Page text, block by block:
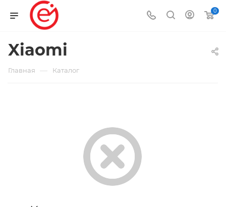
0
Xiaomi
Главная — Каталог